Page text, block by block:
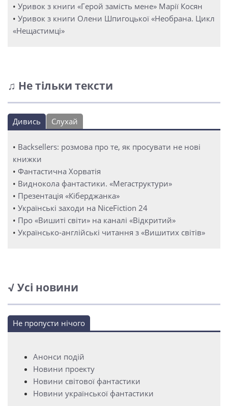
• Уривок з книги «Герой замість мене» Марії Косян
• Уривок з книги Олени Шпигоцької «Необрана. Цикл
«Нещастимці»
♫ Не тільки тексти
Дивись Слухай
• Backsellers: розмова про те, як просувати не нові
книжки
• Фантастична Хорватія
• Виднокола фантастики. «Мегаструктури»
• Презентація «Кіберджанка»
• Українські заходи на NiceFiction 24
• Про «Вишиті світи» на каналі «Відкритий»
• Українсько-англійські читання з «Вишитих світів»
√ Усі новини
Не пропусти нічого
Анонси подій
Новини проекту
Новини світової фантастики
Новини української фантастики